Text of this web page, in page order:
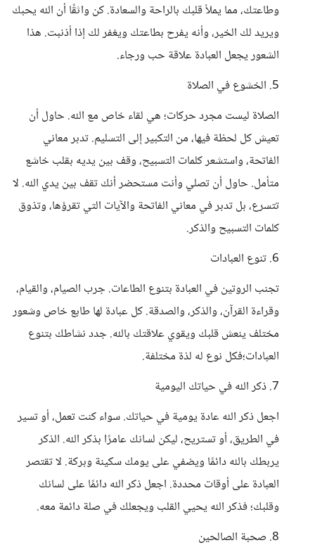
وطاعتك، مما يملأ قلبك بالراحة والسعادة. كن واثقًا أن الله يحبك
ويريد لك الخير، وأنه يفرح بطاعتك ويغفر لك إذا أذنبت. هذا
الشعور يجعل العبادة علاقة حب ورجاء.
5. الخشوع في الصلاة
الصلاة ليست مجرد حركات؛ هي لقاء خاص مع الله. حاول أن
تعيش كل لحظة فيها، من التكبير إلى التسليم. تدبر معاني
الفاتحة، واستشعر كلمات التسبيح، وقف بين يديه بقلب خاشع
متأمل. حاول أن تصلي وأنت مستحضر أنك تقف بين يدي الله. لا
تتسرع، بل تدبر في معاني الفاتحة والآيات التي تقرؤها، وتذوق
كلمات التسبيح والذكر.
6. تنوع العبادات
تجنب الروتين في العبادة بتنوع الطاعات. جرب الصيام، والقيام،
وقراءة القرآن، والذكر، والصدقة. كل عبادة لها طابع خاص وشعور
مختلف ينعش قلبك ويقوي علاقتك بالله. جدد نشاطك بتنوع
العبادات؛فكل نوع له لذة مختلفة.
7. ذكر الله في حياتك اليومية
اجعل ذكر الله عادة يومية في حياتك. سواء كنت تعمل، أو تسير
في الطريق، أو تستريح، ليكن لسانك عامرًا بذكر الله. الذكر
يربطك بالله دائمًا ويضفي على يومك سكينة وبركة. لا تقتصر
العبادة على أوقات محددة. اجعل ذكر الله دائمًا على لسانك
وقلبك؛ فذكر الله يحيي القلب ويجعلك في صلة دائمة معه.
8. صحبة الصالحين